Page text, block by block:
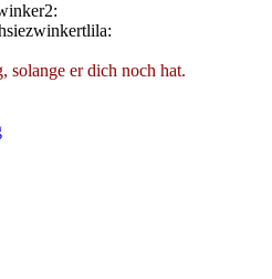
solange er dich noch hat.